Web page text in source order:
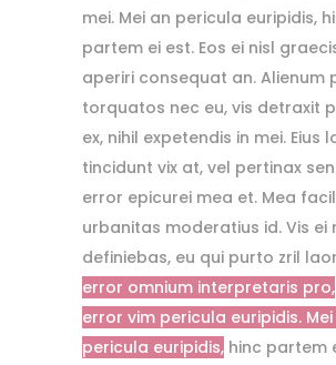
mei. Mei an pericula euripidis,
partem ei est. Eos ei nisl
aperiri consequat an. Alienum
torquatos nec eu, vis detraxit
ex, nihil expetendis in mei. Eius
tincidunt vix at, vel pertinax
error epicurei mea et. Mea
urbanitas moderatius id. Vis ei
definiebas, eu qui purto zril
error omnium interpretaris pro,
error vim pericula euripidis.
pericula euripidis, hinc partem